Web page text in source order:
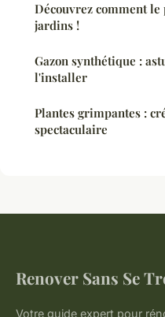
Découvrez comment
jardins !
Gazon synthétique :
l'installer
Plantes grimpantes :
spectaculaire
Renover Sans Se
Votre guide expert pour